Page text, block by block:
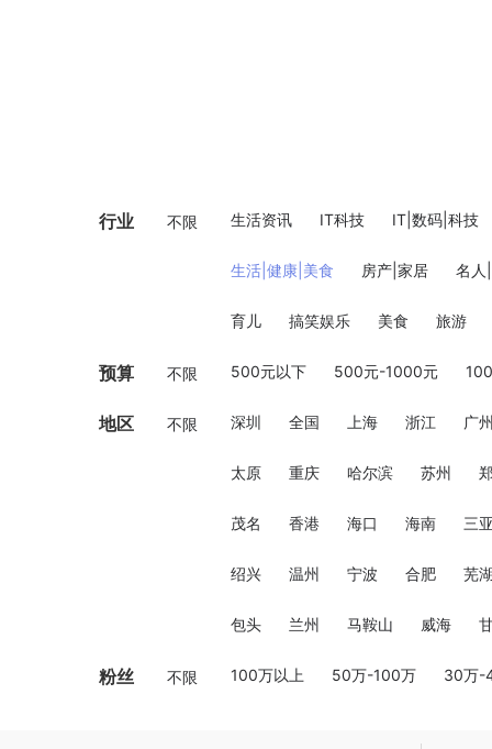
行业 不限 生活资讯 IT科技 IT|数码|科技
生活|健康|美食 房产|家居 名人
育儿 搞笑娱乐 美食 旅游
预算 不限 500元以下 500元-1000元
地区 不限 深圳 全国 上海 浙江 广
太原 重庆 哈尔滨 苏州
茂名 香港 海口 海南 三
绍兴 温州 宁波 合肥 芜
包头 兰州 马鞍山 威海
粉丝 不限 100万以上 50万-100万 30万-